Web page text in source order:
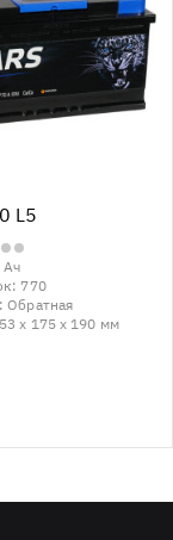
L5
Ач
770
Обратная
x 175 x 190 мм